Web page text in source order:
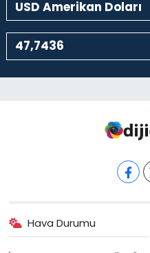
Hava Durumu